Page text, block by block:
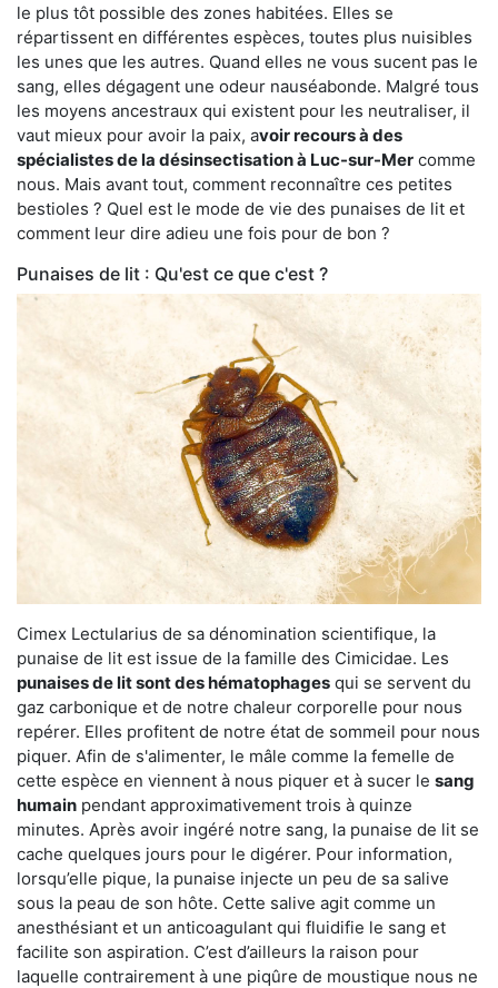
le plus tôt possible des zones habitées. Elles se
répartissent en différentes espèces, toutes plus nuisibles
les unes que les autres. Quand elles ne vous sucent pas le
sang, elles dégagent une odeur nauséabonde. Malgré tous
les moyens ancestraux qui existent pour les neutraliser, il
vaut mieux pour avoir la paix, avoir recours à des
spécialistes de la désinsectisation à Luc-sur-Mer comme
nous. Mais avant tout, comment reconnaître ces petites
bestioles ? Quel est le mode de vie des punaises de lit et
comment leur dire adieu une fois pour de bon ?
Punaises de lit : Qu'est ce que c'est ?
Cimex Lectularius de sa dénomination scientifique, la
punaise de lit est issue de la famille des Cimicidae. Les
punaises de lit sont des hématophages qui se servent du
gaz carbonique et de notre chaleur corporelle pour nous
repérer. Elles profitent de notre état de sommeil pour nous
piquer. Afin de s'alimenter, le mâle comme la femelle de
cette espèce en viennent à nous piquer et à sucer le sang
humain pendant approximativement trois à quinze
minutes. Après avoir ingéré notre sang, la punaise de lit se
cache quelques jours pour le digérer. Pour information,
lorsqu’elle pique, la punaise injecte un peu de sa salive
sous la peau de son hôte. Cette salive agit comme un
anesthésiant et un anticoagulant qui fluidifie le sang et
facilite son aspiration. C’est d’ailleurs la raison pour
laquelle contrairement à une piqûre de moustique nous ne